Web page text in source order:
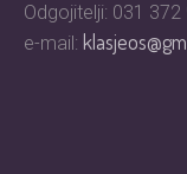
Odgojitelji: 031 372
e-mail: